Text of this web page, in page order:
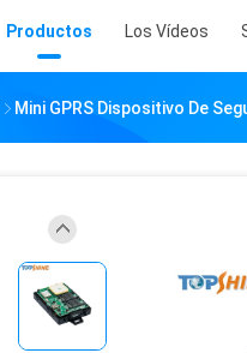
Productos Los Vídeos
Mini GPRS Dispositivo De